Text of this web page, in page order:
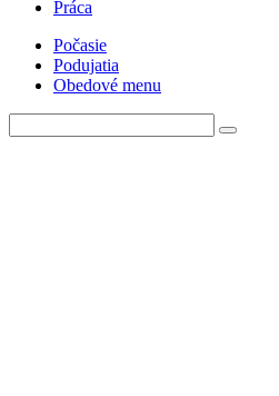
Práca
Počasie
Podujatia
Obedové menu